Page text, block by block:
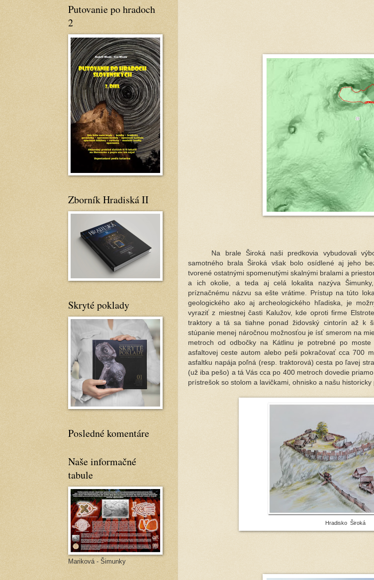
Na brale Široká naši predkovia vybudovali
samotného brala Široká však bolo osídlené aj jeho
tvorené ostatnými spomenutými skalnými bralami a
a ich okolie, a teda aj celá lokalita nazýva
príznačnému názvu sa ešte vrátime. Prístup na túto
geologického ako aj archeologického hľadiska, je
vyraziť z miestnej časti Kalužov, kde oproti firme
traktory a tá sa tiahne ponad židovský cintorín až k
stúpanie menej náročnou možnosťou je ísť smerom na
metroch od odbočky na Kátlinu je potrebné po
asfaltovej ceste autom alebo peši pokračovať cca 700
asfaltku napája poľná (resp. traktorová) cesta po ľavej
(už iba pešo) a tá Vás cca po 400 metroch dovedie
prístrešok so stolom a lavičkami, ohnisko a našu
Hradisko Široká
Putovanie po hradoch
2
Zborník Hradiská II
Skryté poklady
Posledné komentáre
Naše informačné
tabule
Mariková - Šimunky